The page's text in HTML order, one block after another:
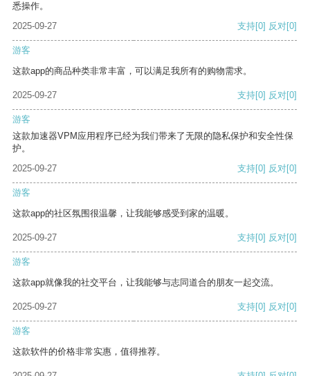
悉操作。
2025-09-27
支持[0] 反对[0]
游客
这款app的商品种类非常丰富，可以满足我所有的购物需求。
2025-09-27 支持[0] 反对[0]
游客
这款加速器VPM应用程序已经为我们带来了无限的隐私保护和安全性保
护。
2025-09-27
支持[0] 反对[0]
游客
这款app的社区氛围很温馨，让我能够感受到家的温暖。
2025-09-27 支持[0] 反对[0]
游客
这款app就像我的社交平台，让我能够与志同道合的朋友一起交流。
2025-09-27 支持[0] 反对[0]
游客
这款软件的价格非常实惠，值得推荐。